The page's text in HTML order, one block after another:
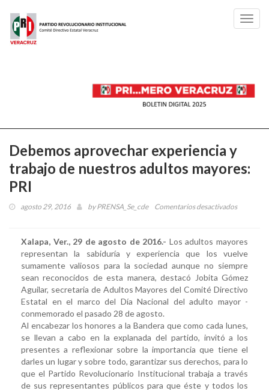
Debemos aprovechar experiencia y
trabajo de nuestros adultos mayores:
PRI
agosto 29, 2016 byPRENSA_Se_cde Comentarios desactivadosen
y
trabajo
de
nuestros
adultos
PRI
Xalapa, Ver., 29 de agosto de 2016.- Los adultos mayores
representan la sabiduría y experiencia que los vuelve
sumamente valiosos para la sociedad aunque no siempre
sean reconocidos de esta manera, destacó Jobita Gómez
Aguilar, secretaria de Adultos Mayores del Comité Directivo
Estatal en el marco del Día Nacional del adulto mayor -
conmemorado el pasado 28 de agosto.
Al encabezar los honores a la Bandera que como cada lunes,
se llevan a cabo en la explanada del partido, invitó a los
presentes a reflexionar sobre la importancia que tiene el
darles un lugar y sobre todo, garantizar sus derechos, para lo
que el Partido Revolucionario Institucional trabaja a través
de sus representantes públicos para que éste y todos los